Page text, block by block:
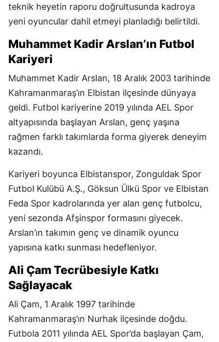
teknik heyetin raporu doğrultusunda kadroya
yeni oyuncular dahil etmeyi planladığı belirtildi.
Muhammet Kadir Arslan’ın Futbol
Kariyeri
Muhammet Kadir Arslan, 18 Aralık 2003 tarihinde
Kahramanmaraş’ın Elbistan ilçesinde dünyaya
geldi. Futbol kariyerine 2019 yılında AEL Spor
altyapısında başlayan Arslan, genç yaşına
rağmen farklı takımlarda forma giyerek deneyim
kazandı.
Kariyeri boyunca Elbistanspor, Zonguldak Spor
Futbol Kulübü A.Ş., Göksun Ülkü Spor ve Elbistan
Feda Spor kadrolarında yer alan genç futbolcu,
yeni sezonda Afşinspor formasını giyecek.
Arslan’ın takımın genç ve dinamik oyuncu
yapısına katkı sunması hedefleniyor.
Ali Çam Tecrübesiyle Katkı
Sağlayacak
Ali Çam, 1 Aralık 1997 tarihinde
Kahramanmaraş’ın Nurhak ilçesinde doğdu.
Futbola 2011 yılında AEL Spor’da başlayan Çam,